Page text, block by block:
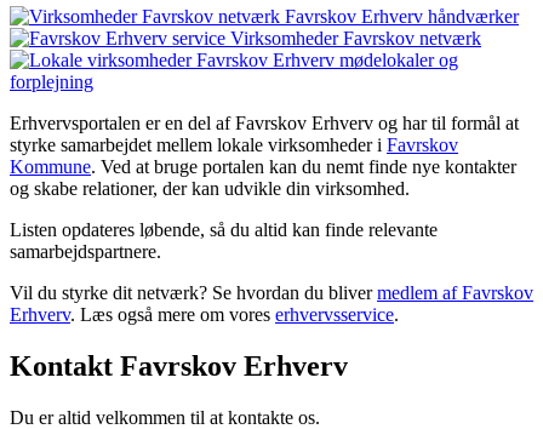
Erhvervsportalen er en del af Favrskov Erhverv og har til formål at
styrke samarbejdet mellem lokale virksomheder i Favrskov
Kommune. Ved at bruge portalen kan du nemt finde nye kontakter
og skabe relationer, der kan udvikle din virksomhed.
Listen opdateres løbende, så du altid kan finde relevante
samarbejdspartnere.
Vil du styrke dit netværk? Se hvordan du blivermedlem af Favrskov
Erhverv. Læs også mere om vores erhvervsservice.
Kontakt Favrskov Erhverv
Du er altid velkommen til at kontakte os.